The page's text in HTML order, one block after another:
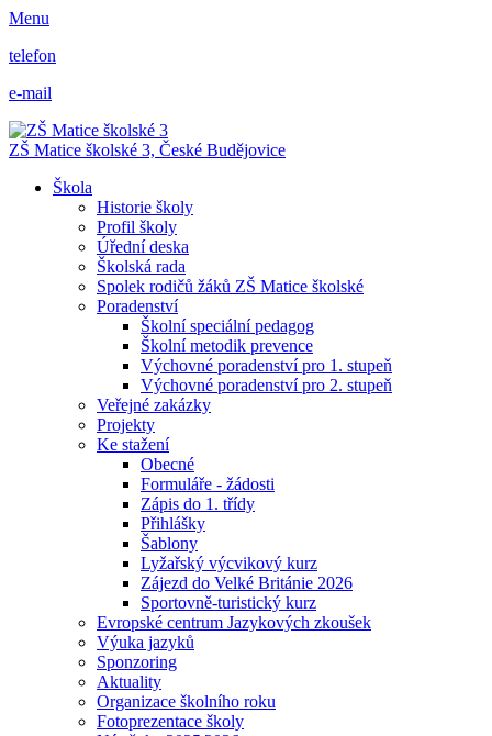
Menu
telefon
e-mail
ZŠ Matice školské 3, České Budějovice
Škola
Historie školy
Profil školy
Úřední deska
Školská rada
Spolek rodičů žáků ZŠ Matice školské
Poradenství
Školní speciální pedagog
Školní metodik prevence
Výchovné poradenství pro 1. stupeň
Výchovné poradenství pro 2. stupeň
Veřejné zakázky
Projekty
Ke stažení
Obecné
Formuláře - žádosti
Zápis do 1. třídy
Přihlášky
Šablony
Lyžařský výcvikový kurz
Zájezd do Velké Británie 2026
Sportovně-turistický kurz
Evropské centrum Jazykových zkoušek
Výuka jazyků
Sponzoring
Aktuality
Organizace školního roku
Fotoprezentace školy